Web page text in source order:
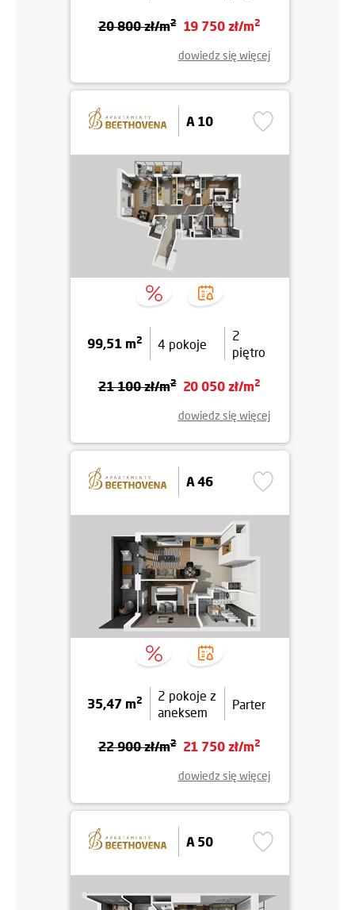
20 800 zł/m2 19 750 zł/m2
dowiedz się więcej
A 10
99,51 m2 4 pokoje
2
piętro
21 100 zł/m2 20 050 zł/m2
dowiedz się więcej
A 46
35,47 m2
2 pokoje z
aneksem
Parter
22 900 zł/m2 21 750 zł/m2
dowiedz się więcej
A 50